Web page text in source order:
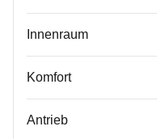
Innenraum
Komfort
Antrieb